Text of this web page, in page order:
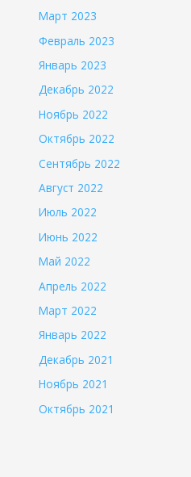
Март 2023
Февраль 2023
Январь 2023
Декабрь 2022
Ноябрь 2022
Октябрь 2022
Сентябрь 2022
Август 2022
Июль 2022
Июнь 2022
Май 2022
Апрель 2022
Март 2022
Январь 2022
Декабрь 2021
Ноябрь 2021
Октябрь 2021